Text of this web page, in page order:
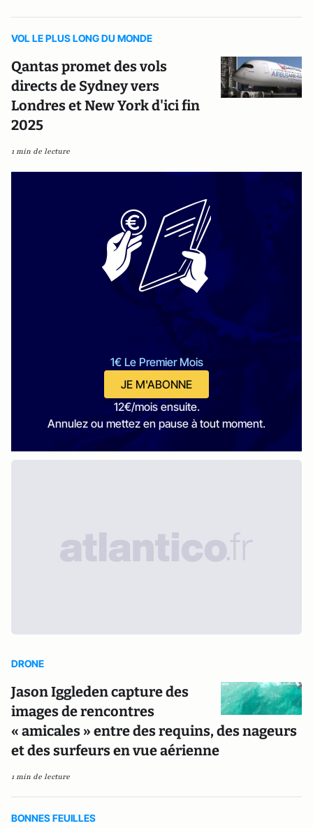
VOL LE PLUS LONG DU MONDE
Qantas promet des vols
directs de Sydney vers
Londres et New York d'ici fin
2025
1 min de lecture
1€ Le Premier Mois
JE M'ABONNE
12€/mois ensuite.
Annulez ou mettez en pause à tout moment.
DRONE
Jason Iggleden capture des
images de rencontres
« amicales » entre des requins, des nageurs
et des surfeurs en vue aérienne
1 min de lecture
BONNES FEUILLES